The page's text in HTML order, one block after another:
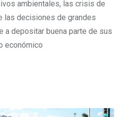
ambientales, las crisis de
las decisiones de grandes
a depositar buena parte de sus
económico